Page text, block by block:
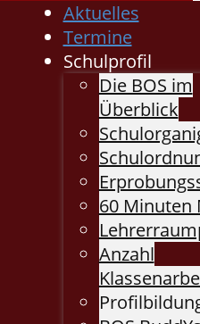
Aktuelles
Termine
Schulprofil
Die BOS im
Überblick
60 Minuten
Anzahl